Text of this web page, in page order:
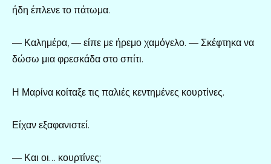
ήδη έπλενε το πάτωμα.
— Καλημέρα, — είπε με ήρεμο χαμόγελο. — Σκέφτηκα να
δώσω μια φρεσκάδα στο σπίτι.
Η Μαρίνα κοίταξε τις παλιές κεντημένες κουρτίνες.
Είχαν εξαφανιστεί.
— Και οι… κουρτίνες;